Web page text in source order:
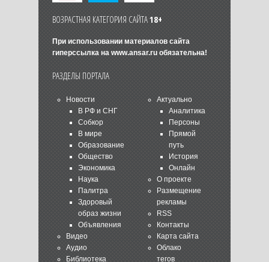
ВОЗРАСТНАЯ КАТЕГОРИЯ САЙТА18+
При использовании материалов сайта
гиперссылка на www.ansar.ruобязательна!
РАЗДЕЛЫ ПОРТАЛА
Новости
В РФ и СНГ
Собкор
В мире
Образование
Общество
Экономика
Наука
Палитра
Здоровый
образ жизни
Объявления
Видео
Аудио
Библиотека
Актуально
Аналитика
Персоны
Прямой
путь
История
Онлайн
О проекте
Размещение
рекламы
RSS
Контакты
Карта сайта
Облако
тегов